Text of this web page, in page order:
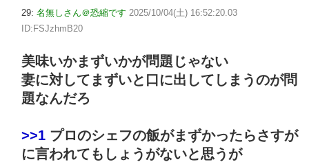
29: 名無しさん＠恐縮です 2025/10/04(土) 16:52:20.03
ID:FSJzhmB20
美味いかまずいかが問題じゃない
妻に対してまずいと口に出してしまうのが問
題なんだろ
>>1 プロのシェフの飯がまずかったらさすが
に言われてもしょうがないと思うが